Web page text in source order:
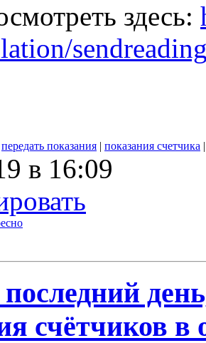
здесь:
передать показания | показания счетчика
в 16:09
последний
счётчиков в